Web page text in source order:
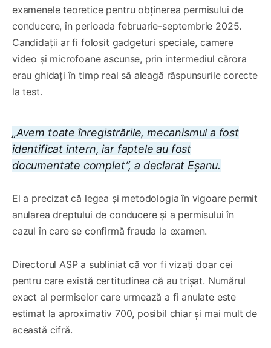
examenele teoretice pentru obținerea permisului de
conducere, în perioada februarie-septembrie 2025.
Candidații ar fi folosit gadgeturi speciale, camere
video și microfoane ascunse, prin intermediul cărora
erau ghidați în timp real să aleagă răspunsurile corecte
la test.
„Avem toate înregistrările, mecanismul a fost
identificat intern, iar faptele au fost
documentate complet”, a declarat Eșanu.
El a precizat că legea și metodologia în vigoare permit
anularea dreptului de conducere și a permisului în
cazul în care se confirmă frauda la examen.
Directorul ASP a subliniat că vor fi vizați doar cei
pentru care există certitudinea că au trișat. Numărul
exact al permiselor care urmează a fi anulate este
estimat la aproximativ 700, posibil chiar și mai mult de
această cifră.